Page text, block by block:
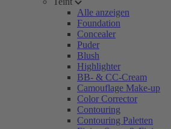
Alle anzeigen
Foundation
Concealer
Puder
Blush
Highlighter
BB- & CC-Cream
Camouflage Make-up
Color Corrector
Contouring
Contouring Paletten